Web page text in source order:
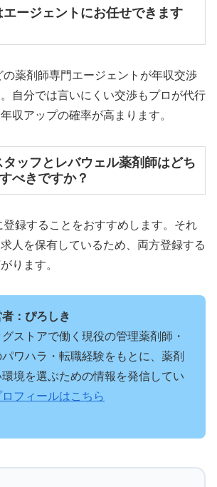
ージェントにお任せできます
の薬剤師専門エージェントが年収交渉
自分では言いにくい交渉もプロが代行
収アップの確率が高まります。
ッフとレバウェル薬剤師はどち
べきですか？
登録することをおすすめします。それ
人を保有しているため、両方登録する
ります。
：ぴろしき
ストアで働く現役の管理薬剤師・
ワハラ・転職経験をもとに、薬剤
境を選ぶための情報を発信してい
フィールはこちら